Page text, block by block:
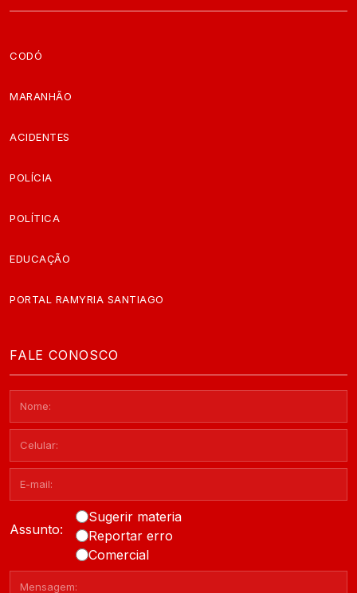
CODÓ
MARANHÃO
ACIDENTES
POLÍCIA
POLÍTICA
EDUCAÇÃO
PORTAL RAMYRIA SANTIAGO
FALE CONOSCO
Assunto:
Sugerir materia
Reportar erro
Comercial